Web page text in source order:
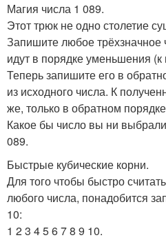
Магия числа 1 089.
Этот трюк не одно столетие
Запишите любое трёхзначное
идут в порядке уменьшения
Теперь запишите его в
из исходного числа. К
же, только в обратном
Какое бы число вы ни
089.
Быстрые кубические корни.
Для того чтобы быстро
любого числа, понадобится
10:
1 2 3 4 5 6 7 8 9 10.